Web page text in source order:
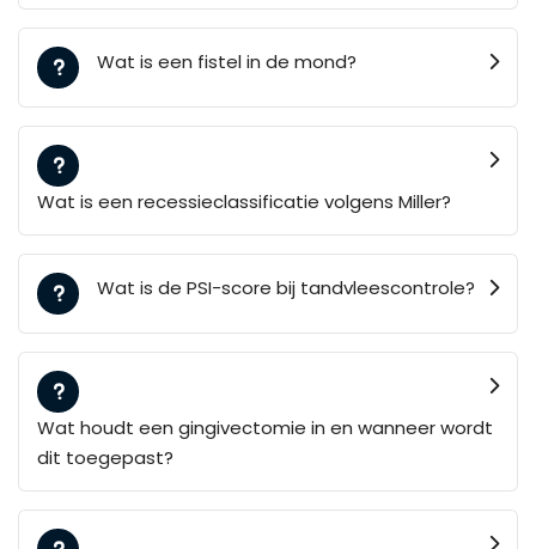
Wat is een fistel in de mond?
Wat is een recessieclassificatie volgens Miller?
Wat is de PSI-score bij tandvleescontrole?
Wat houdt een gingivectomie in en wanneer wordt
dit toegepast?